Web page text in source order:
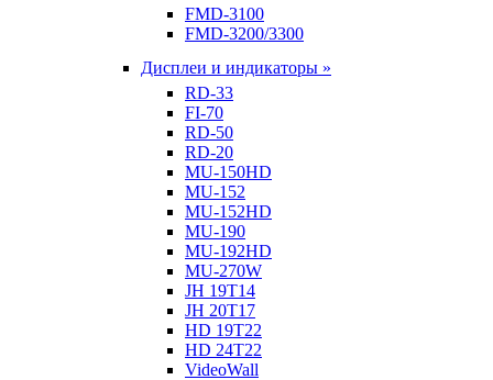
FMD-3100
FMD-3200/3300
Дисплеи и индикаторы »
RD-33
FI-70
RD-50
RD-20
MU-150HD
MU-152
MU-152HD
MU-190
MU-192HD
MU-270W
JH 19T14
JH 20T17
HD 19T22
HD 24T22
VideoWall